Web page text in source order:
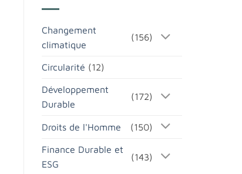
Changement
climatique
(156)
Circularité (12)
Développement
Durable
(172)
Droits de l'Homme (150)
Finance Durable et
ESG
(143)